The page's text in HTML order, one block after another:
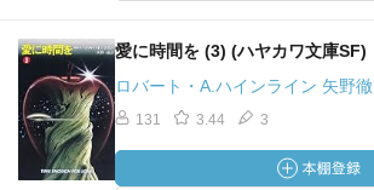
愛に時間を (3) (ハヤカワ文庫SF)
ロバート・A.ハインライン 矢野徹
131 3.44 3